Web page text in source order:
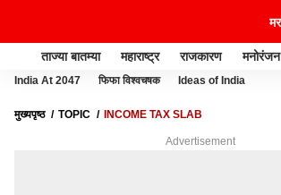
ताज्या बातम्या महाराष्ट्र राजकारण मनोरंजन
India At 2047 फिफा विश्वचषक Ideas of India
मुख्यपृष्ठ TOPIC INCOME TAX SLAB
Advertisement